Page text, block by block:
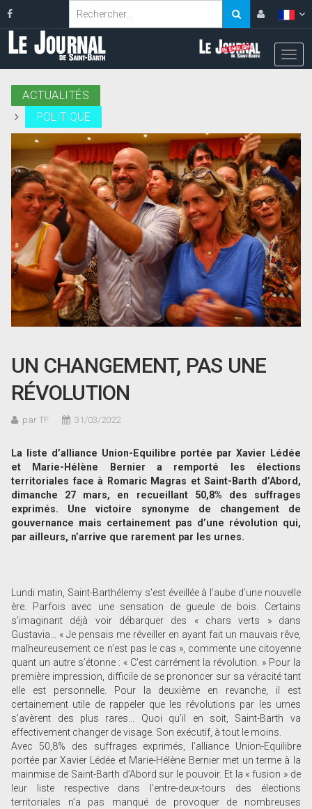
ACTUALITÉS
POLITIQUE
UN CHANGEMENT, PAS UNE
RÉVOLUTION
par TF 31/03/2022
La liste d’alliance Union-Equilibre portée par Xavier Lédée
et Marie-Hélène Bernier a remporté les élections
territoriales face à Romaric Magras et Saint-Barth d’Abord,
dimanche 27 mars, en recueillant 50,8% des suffrages
exprimés. Une victoire synonyme de changement de
gouvernance mais certainement pas d’une révolution qui,
par ailleurs, n’arrive que rarement par les urnes.
Lundi matin, Saint-Barthélemy s’est éveillée à l’aube d’une nouvelle
ère. Parfois avec une sensation de gueule de bois. Certains
s’imaginant déjà voir débarquer des « chars verts » dans
Gustavia… « Je pensais me réveiller en ayant fait un mauvais rêve,
malheureusement ce n’est pas le cas », commente une citoyenne
quant un autre s’étonne : « C’est carrément la révolution. » Pour la
première impression, difficile de se prononcer sur sa véracité tant
elle est personnelle. Pour la deuxième en revanche, il est
certainement utile de rappeler que les révolutions par les urnes
s’avèrent des plus rares... Quoi qu’il en soit, Saint-Barth va
effectivement changer de visage. Son exécutif, à tout le moins.
Avec 50,8% des suffrages exprimés, l’alliance Union-Equilibre
portée par Xavier Lédée et Marie-Hélène Bernier met un terme à la
mainmise de Saint-Barth d’Abord sur le pouvoir. Et la « fusion » de
leur liste respective dans l’entre-deux-tours des élections
territoriales n’a pas manqué de provoquer de nombreuses